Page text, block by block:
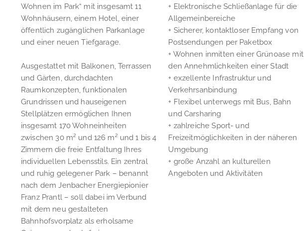
Wohnen im Park“ mit insgesamt 11
Wohnhäusern, einem Hotel, einer
öffentlich zugänglichen Parkanlage
und einer neuen Tiefgarage.
Ausgestattet mit Balkonen, Terrassen
und Gärten, durchdachten
Raumkonzepten, funktionalen
Grundrissen und hauseigenen
Stellplätzen ermöglichen Ihnen
insgesamt 170 Wohneinheiten
zwischen 30 m² und 126 m² und 1 bis 4
Zimmern die freie Entfaltung Ihres
individuellen Lebensstils. Ein zentral
und ruhig gelegener Park – benannt
nach dem Jenbacher Energiepionier
Franz Prantl – soll dabei im Verbund
mit dem neu gestalteten
Bahnhofsvorplatz als erholsame
+ Elektronische Schließanlage für die
Allgemeinbereiche
+ Sicherer, kontaktloser Empfang von
Postsendungen per Paketbox
+ Wohnen inmitten einer Grünoase mit
den Annehmlichkeiten einer Stadt
+ exzellente Infrastruktur und
Verkehrsanbindung
+ Flexibel unterwegs mit Bus, Bahn
und Carsharing
+ zahlreiche Sport- und
Freizeitmöglichkeiten in der näheren
Umgebung
+ große Anzahl an kulturellen
Angeboten und Aktivitäten